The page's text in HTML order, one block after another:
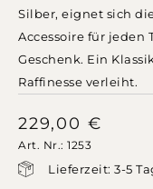
Silber, eignet sich
Accessoire für jeden
Geschenk. Ein
Raffinesse verleiht.
229,00 €
Art. Nr.: 1253
Lieferzeit: 3-5